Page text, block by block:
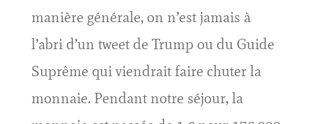
manière générale, on n’est jamais à
l’abri d’un tweet de Trump ou du Guide
Suprême qui viendrait faire chuter la
monnaie. Pendant notre séjour, la